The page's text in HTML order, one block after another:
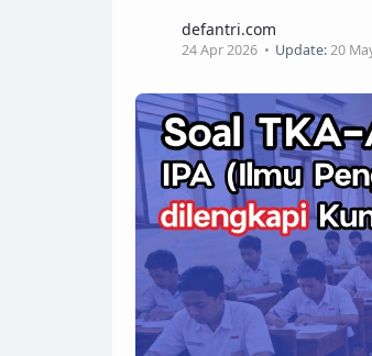
defantri.com
24 Apr 2026 Update:20